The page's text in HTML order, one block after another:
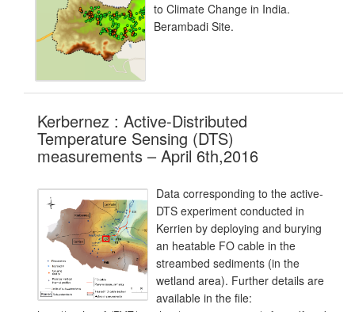
to Climate Change in India.
Berambadi Site.
Kerbernez : Active-Distributed
Temperature Sensing (DTS)
measurements – April 6th,2016
Data corresponding to the active-
DTS experiment conducted in
Kerrien by deploying and burying
an heatable FO cable in the
streambed sediments (in the
wetland area). Further details are
available in the file: